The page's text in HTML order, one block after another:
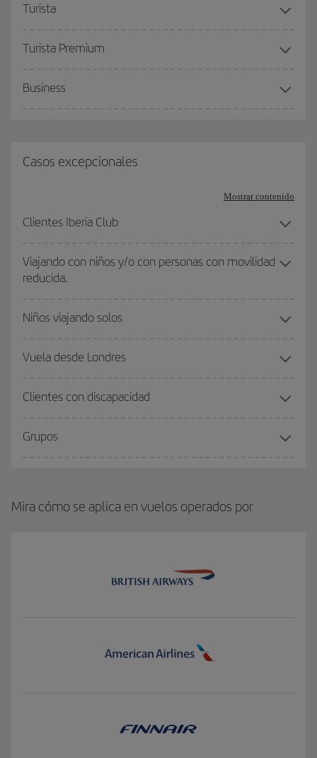
Turista
Turista Premium
Business
Casos excepcionales
Mostrar contenido
Clientes Iberia Club
Viajando con niños y/o con personas con movilidad
reducida.
Niños viajando solos
Vuela desde Londres
Clientes con discapacidad
Grupos
Mira cómo se aplica en vuelos operados por